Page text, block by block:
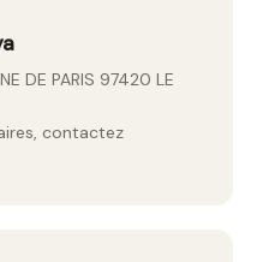
DE PARIS 97420 LE
contactez